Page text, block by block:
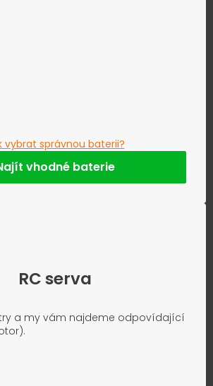
vybrat správnou baterii?
vhodné baterie
RC serva
a my vám najdeme odpovídající